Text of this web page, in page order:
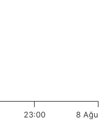
23:00 8 Ağu